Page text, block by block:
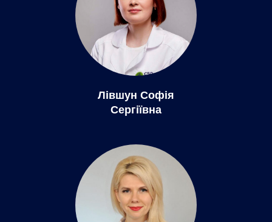
Лівшун Софія
Сергіївна